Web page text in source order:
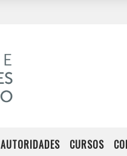
AUTORIDADES CURSOS